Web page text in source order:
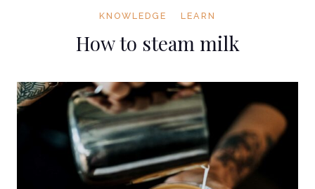
KNOWLEDGE LEARN
How to steam milk